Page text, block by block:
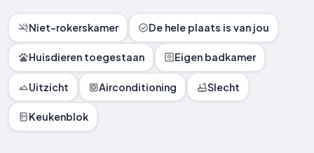
Niet-rokerskamer De hele plaats is van jou
Huisdieren toegestaan Eigen badkamer
Uitzicht Airconditioning Slecht
Keukenblok